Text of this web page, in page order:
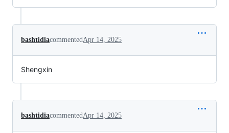
bashtidiacommentedApr 14, 2025
Shengxin
bashtidiacommentedApr 14, 2025